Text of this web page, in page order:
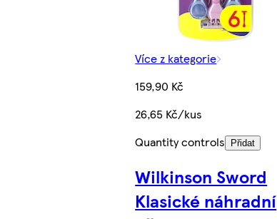
Více z kategorie
159,90 Kč
26,65 Kč/kus
Quantity controls Přidat
Wilkinson Sword
Klasické náhradní